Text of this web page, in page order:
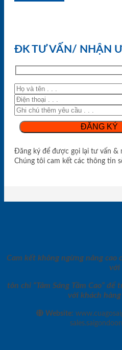
ĐK TƯ VẤN/ NHẬN
Đăng ký để được gọi lại tư vấn &
Chúng tôi cam kết các thông tin
Cam kết không ngừng nâng cao
với
tôn chỉ “Tâm Sáng Tầm Cao”
với khách
Website: